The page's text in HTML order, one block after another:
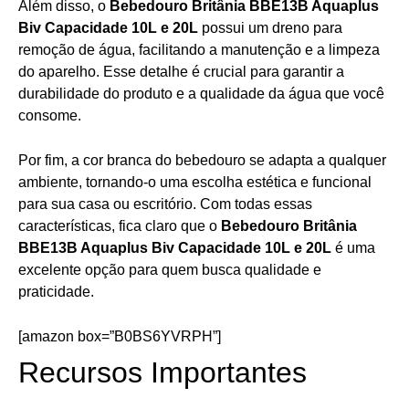
Além disso, o Bebedouro Britânia BBE13B Aquaplus
Biv Capacidade 10L e 20L possui um dreno para
remoção de água, facilitando a manutenção e a limpeza
do aparelho. Esse detalhe é crucial para garantir a
durabilidade do produto e a qualidade da água que você
consome.
Por fim, a cor branca do bebedouro se adapta a qualquer
ambiente, tornando-o uma escolha estética e funcional
para sua casa ou escritório. Com todas essas
características, fica claro que o Bebedouro Britânia
BBE13B Aquaplus Biv Capacidade 10L e 20L é uma
excelente opção para quem busca qualidade e
praticidade.
[amazon box=”B0BS6YVRPH”]
Recursos Importantes